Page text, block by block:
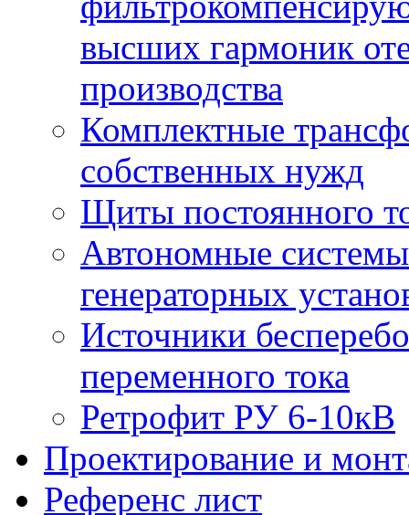
высших гармоник
производства
Комплектные
собственных нужд
Щиты постоянного
Автономные системы
генераторных
Источники
переменного тока
Ретрофит РУ 6-10кВ
Проектирование и
Референс лист